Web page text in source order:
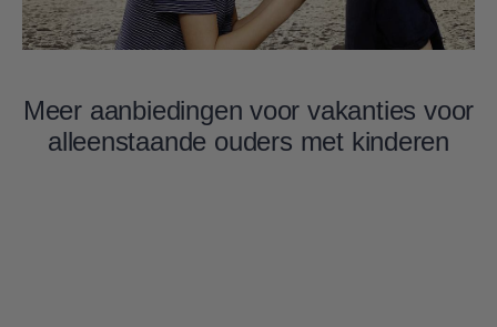
Meer aanbiedingen voor vakanties voor
alleenstaande ouders met kinderen